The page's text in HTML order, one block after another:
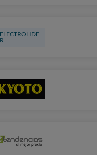
ELECTROLIDE
R_